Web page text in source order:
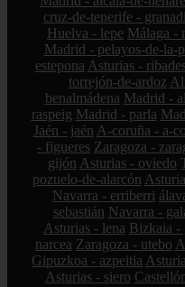
cruz-de-tenerife -
Huelva - lepe Málaga -
Madrid - pelayos-de-la-
estepona Asturias -
torrejón-de-ardoz
benalmádena Madrid -
raspeig Madrid - parla
Jaén - jaén A-coruña - a-
- figueres Zaragoza -
gijón Asturias - oviedo
pozuelo-de-alarcón
Navarra - erriberri
sebastián Navarra -
Asturias - lena Bizkaia -
narcea Zaragoza - utebo
Gipuzkoa - azpeitia
Asturias - siero